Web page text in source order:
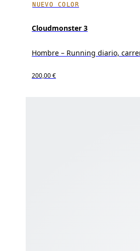
NUEVO COLOR
Cloudmonster 3
Hombre – Running diario,
200,00 €